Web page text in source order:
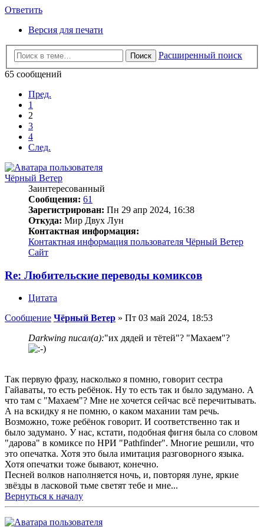
Ответить
Версия для печати
Поиск
Расширенный поиск
65 сообщений
Пред.
1
2
3
4
След.
Чёрный Ветер
Заинтересованный
Сообщения: 61
Зарегистрирован: Пн 29 апр 2024, 16:38
Откуда: Мир Двух Лун
Контактная информация:
Контактная информация пользователя Чёрный Ветер
Сайт
Re: Любительские переводы комиксов
Цитата
Сообщение Чёрный Ветер » Пт 03 май 2024, 18:53
Darkwing писал(а):"их дядей и тётей"? "Махаем"?
Так первую фразу, насколько я помню, говорит сестра
Гайаваты, то есть ребёнок. Ну то есть так и было задумано. А
что там с "Махаем"? Мне не хочется сейчас всё перечитывать.
А на вскидку я не помню, о каком махании там речь.
Возможно, тоже ребёнок говорит. И соответственно так и
было задумано. У нас, кстати, подобная фигня была со словом
"дарова" в комиксе по НРИ "Pathfinder". Многие решили, что
это опечатка. Хотя это была имитация разговорного языка.
Хотя опечатки тоже бывают, конечно.
Песней волков наполняется ночь, и, повторяя луне, яркие
звёзды в ласковой тьме светят тебе и мне...
Вернуться к началу